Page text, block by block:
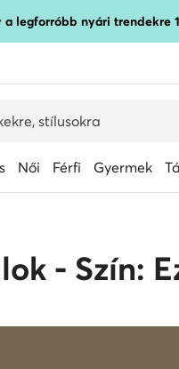
a legforróbb nyári trendekre
Női Férfi Gyermek
- Szín: